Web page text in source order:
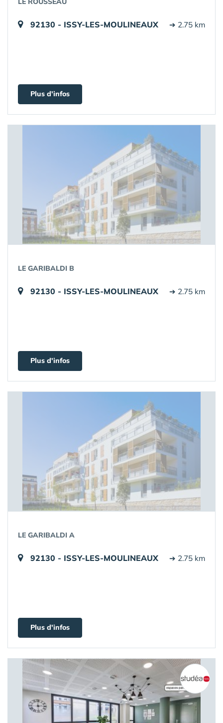
92130 - ISSY-LES-MOULINEAUX ➔ 2.75 km
Plus d'infos
LE GARIBALDI B
92130 - ISSY-LES-MOULINEAUX ➔ 2.75 km
Plus d'infos
LE GARIBALDI A
92130 - ISSY-LES-MOULINEAUX ➔ 2.75 km
Plus d'infos